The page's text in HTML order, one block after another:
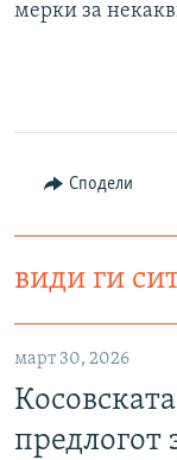
мерки за
Сподели
види ги
март 30, 2026
предлогот